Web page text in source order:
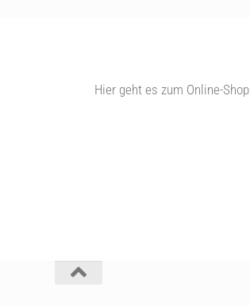
Hier geht es zum Online-Shop